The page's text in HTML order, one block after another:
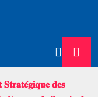
𝐝𝐞𝐬